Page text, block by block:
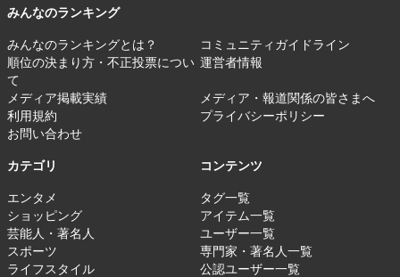
みんなのランキング
みんなのランキングとは？
コミュニティガイドライン
順位の決まり方・不正投票につい
て
運営者情報
メディア掲載実績
メディア・報道関係の皆さまへ
利用規約
プライバシーポリシー
お問い合わせ
カテゴリ
エンタメ
ショッピング
芸能人・著名人
スポーツ
ライフスタイル
コンテンツ
タグ一覧
アイテム一覧
ユーザー一覧
専門家・著名人一覧
公認ユーザー一覧